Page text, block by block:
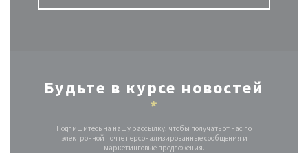
Будьте в курсе новостей
*
Подпишитесь на нашу рассылку, чтобы получать от нас по
электронной почте персонализированные сообщения и
маркетинговые предложения.